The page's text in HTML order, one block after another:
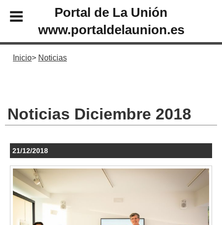
Portal de La Unión
www.portaldelaunion.es
Inicio Noticias
Noticias Diciembre 2018
21/12/2018